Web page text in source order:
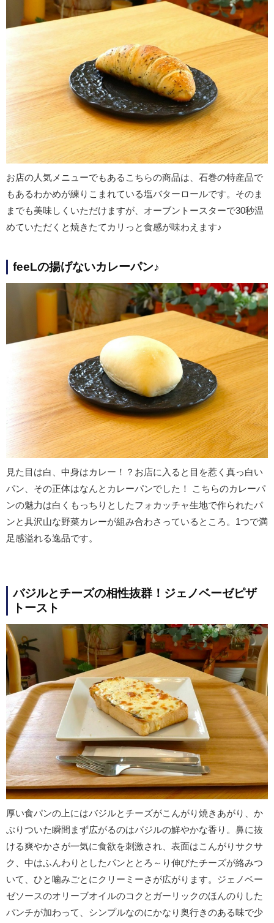
お店の人気メニューでもあるこちらの商品は、石巻の特産品で
もあるわかめが練りこまれている塩バターロールです。そのま
までも美味しくいただけますが、オーブントースターで30秒温
めていただくと焼きたてカリっと食感が味わえます♪
feeLの揚げないカレーパン♪
見た目は白、中身はカレー！？お店に入ると目を惹く真っ白い
パン、その正体はなんとカレーパンでした！ こちらのカレーパ
ンの魅力は白くもっちりとしたフォカッチャ生地で作られたパ
ンと具沢山な野菜カレーが組み合わさっているところ。1つで満
足感溢れる逸品です。
バジルとチーズの相性抜群！ジェノベーゼピザ
トースト
厚い食パンの上にはバジルとチーズがこんがり焼きあがり、か
ぶりついた瞬間まず広がるのはバジルの鮮やかな香り。鼻に抜
ける爽やかさが一気に食欲を刺激され、表面はこんがりサクサ
ク、中はふんわりとしたパンととろ～り伸びたチーズが絡みつ
いて、ひと噛みごとにクリーミーさが広がります。ジェノベー
ゼソースのオリーブオイルのコクとガーリックのほんのりした
パンチが加わって、シンプルなのにかなり奥行きのある味で少